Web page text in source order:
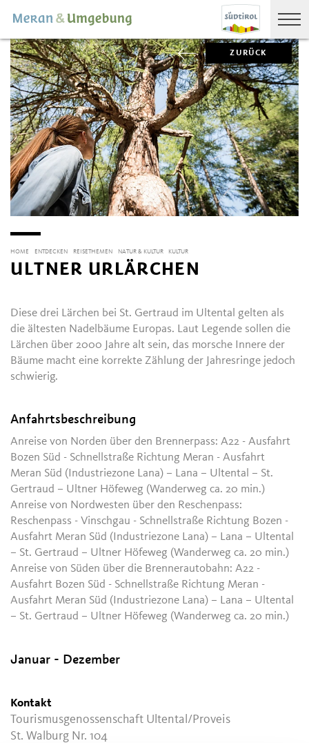
ZURÜCK
HOME ENTDECKEN REISETHEMEN NATUR & KULTUR KULTUR
ULTNER URLÄRCHEN
Diese drei Lärchen bei St. Gertraud im Ultental gelten als
die ältesten Nadelbäume Europas. Laut Legende sollen die
Lärchen über 2000 Jahre alt sein, das morsche Innere der
Bäume macht eine korrekte Zählung der Jahresringe jedoch
schwierig.
Anfahrtsbeschreibung
Anreise von Norden über den Brennerpass: A22 - Ausfahrt
Bozen Süd - Schnellstraße Richtung Meran - Ausfahrt
Meran Süd (Industriezone Lana) – Lana – Ultental – St.
Gertraud – Ultner Höfeweg (Wanderweg ca. 20 min.)
Anreise von Nordwesten über den Reschenpass:
Reschenpass - Vinschgau - Schnellstraße Richtung Bozen -
Ausfahrt Meran Süd (Industriezone Lana) – Lana – Ultental
– St. Gertraud – Ultner Höfeweg (Wanderweg ca. 20 min.)
Anreise von Süden über die Brennerautobahn: A22 -
Ausfahrt Bozen Süd - Schnellstraße Richtung Meran -
Ausfahrt Meran Süd (Industriezone Lana) – Lana – Ultental
– St. Gertraud – Ultner Höfeweg (Wanderweg ca. 20 min.)
Januar - Dezember
Kontakt
Tourismusgenossenschaft Ultental/Proveis
St. Walburg Nr. 104